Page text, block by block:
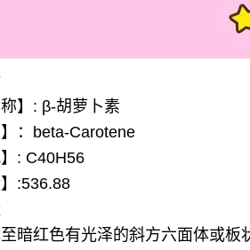
称】: β-胡萝卜素
】：beta-Carotene
】: C40H56
】:536.88
暗红色有光泽的斜方六面体或板